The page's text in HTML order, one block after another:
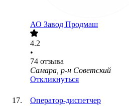
АО Завод Продмаш
4.2
•
74 отзыва
Самара, р-н Советский
Откликнуться
Оператор-диспетчер